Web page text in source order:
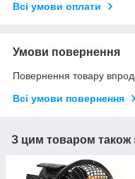
Всі умови оплати
Умови повернення
Повернення товару
Всі умови повернення
З цим товаром також